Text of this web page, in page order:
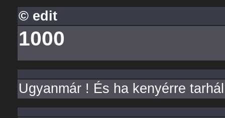
© edit
1000
Ugyanmár ! És ha kenyérre